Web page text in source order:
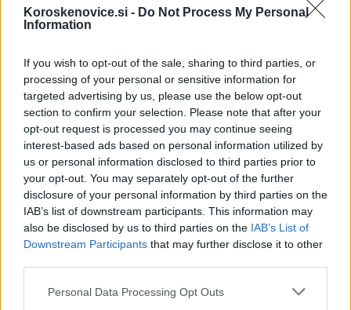
Koroskenovice.si - Do Not Process My Personal
Information
If you wish to opt-out of the sale, sharing to third parties, or
processing of your personal or sensitive information for
targeted advertising by us, please use the below opt-out
section to confirm your selection. Please note that after your
opt-out request is processed you may continue seeing
interest-based ads based on personal information utilized by
us or personal information disclosed to third parties prior to
your opt-out. You may separately opt-out of the further
disclosure of your personal information by third parties on the
IAB’s list of downstream participants. This information may
also be disclosed by us to third parties on the IAB’s List of
Downstream Participants that may further disclose it to other
Please note that this website/app uses one or more Google
Personal Data Processing Opt Outs
soboto za POP TV povedal, da je sprejel povabilo
položaju ne bo ves mandat. Simič je tedanjo Davčno
upravo RS že vodil od začetka leta 2006 do julija 2008,
ko je odstopil. Furs trenutno začasno vodi Simon
Starček.
Na februarskem razpisu za direktorja Jaka ni bil
izbran nihče, zato so razpis ponovili.Rok za prijavo
se izteče 8. junija. Ker seSebastjanu Erženu
vedejevstvo izteče 1. junija, je svet Jaka vladi predlagal,
da za v. d. direktorja imenujeDimitrija Rupla. Nekdanji